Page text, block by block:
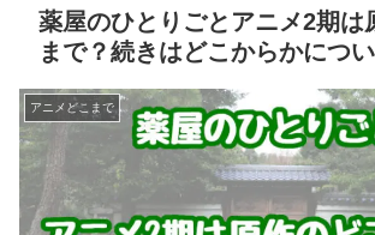
薬屋のひとりごとアニメ2期は
まで？続きはどこからかにつ
アニメどこまで